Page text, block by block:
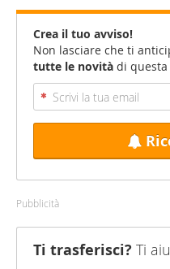
Crea il tuo avviso!
Non lasciare che ti
tutte le novità di questa
Pubblicità
Ti trasferisci? Ti